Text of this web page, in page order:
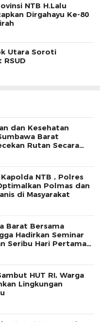
NTB H.Lalu
Dirgahayu Ke-80
Utara Soroti
dan Kesehatan
Barat
Rutan Secara
NTB , Polres
Polmas dan
di Masyarakat
Barat Bersama
Hadirkan Seminar
Seribu Hari Pertama
HUT RI, Warga
Lingkungan